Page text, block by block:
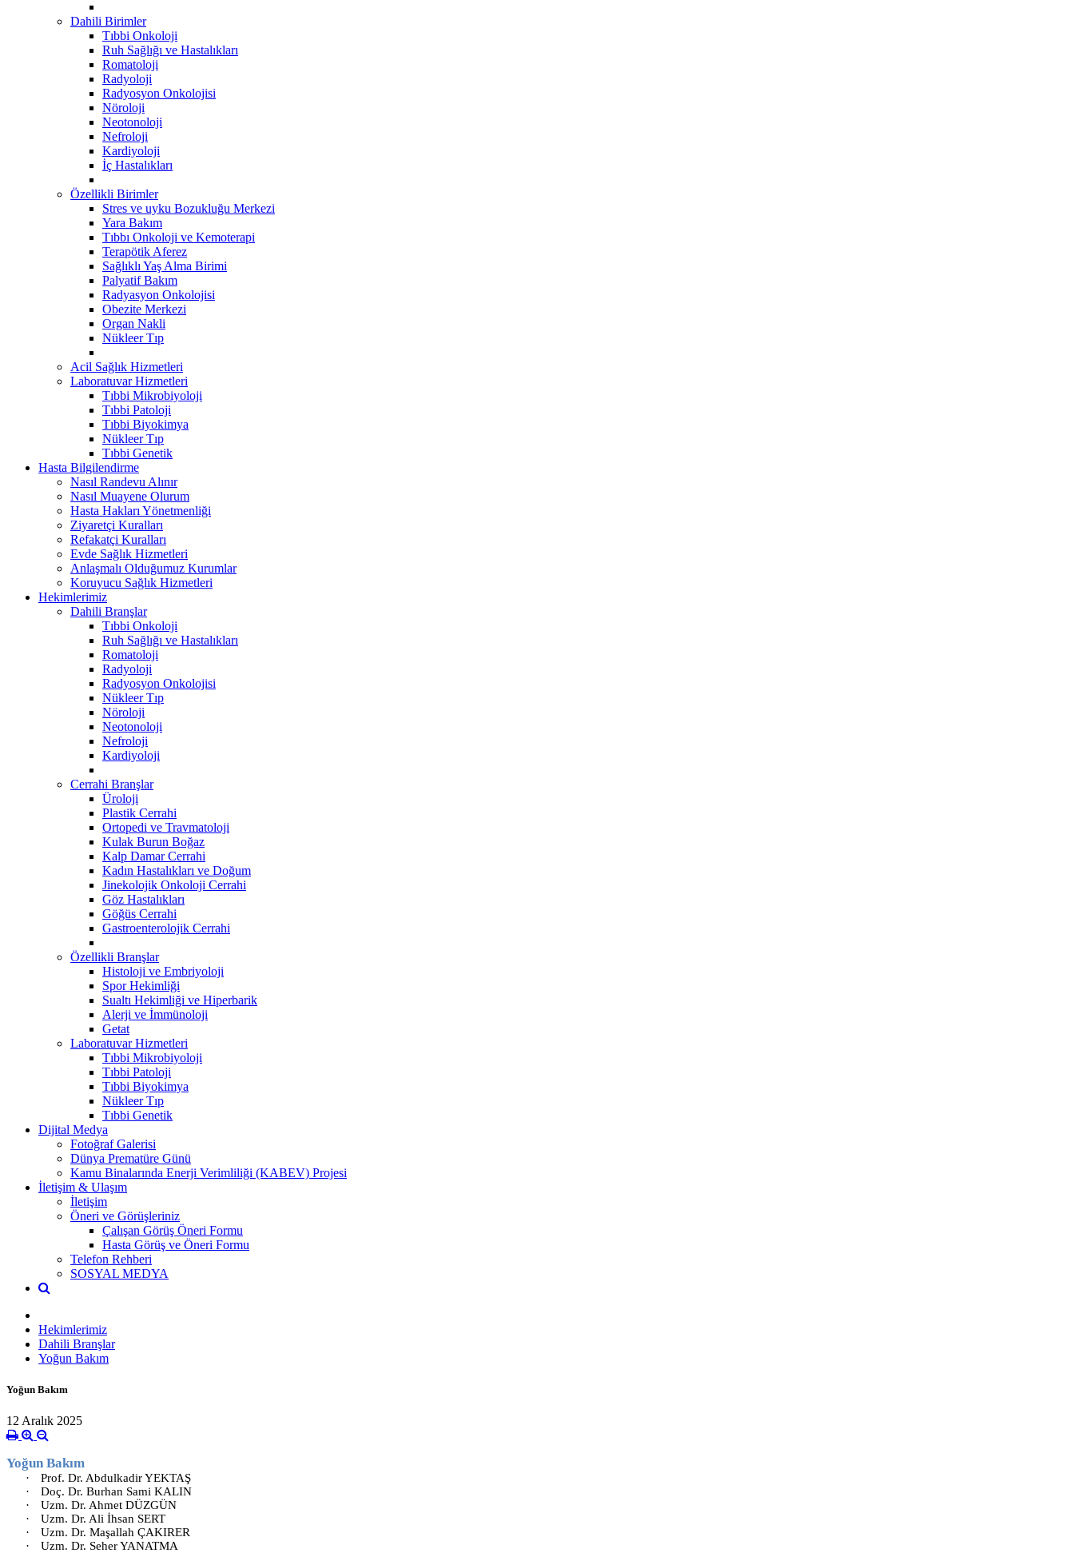
Dahili Birimler
Tıbbi Onkoloji
Ruh Sağlığı ve Hastalıkları
Romatoloji
Radyoloji
Radyosyon Onkolojisi
Nöroloji
Neotonoloji
Nefroloji
Kardiyoloji
İç Hastalıkları
Özellikli Birimler
Stres ve uyku Bozukluğu Merkezi
Yara Bakım
Tıbbı Onkoloji ve Kemoterapi
Terapötik Aferez
Sağlıklı Yaş Alma Birimi
Palyatif Bakım
Radyasyon Onkolojisi
Obezite Merkezi
Organ Nakli
Nükleer Tıp
Acil Sağlık Hizmetleri
Laboratuvar Hizmetleri
Tıbbi Mikrobiyoloji
Tıbbi Patoloji
Tıbbi Biyokimya
Nükleer Tıp
Tıbbi Genetik
Hasta Bilgilendirme
Nasıl Randevu Alınır
Nasıl Muayene Olurum
Hasta Hakları Yönetmenliği
Ziyaretçi Kuralları
Refakatçi Kuralları
Evde Sağlık Hizmetleri
Anlaşmalı Olduğumuz Kurumlar
Koruyucu Sağlık Hizmetleri
Hekimlerimiz
Dahili Branşlar
Tıbbi Onkoloji
Ruh Sağlığı ve Hastalıkları
Romatoloji
Radyoloji
Radyosyon Onkolojisi
Nükleer Tıp
Nöroloji
Neotonoloji
Nefroloji
Kardiyoloji
Cerrahi Branşlar
Üroloji
Plastik Cerrahi
Ortopedi ve Travmatoloji
Kulak Burun Boğaz
Kalp Damar Cerrahi
Kadın Hastalıkları ve Doğum
Jinekolojik Onkoloji Cerrahi
Göz Hastalıkları
Göğüs Cerrahi
Gastroenterolojik Cerrahi
Özellikli Branşlar
Histoloji ve Embriyoloji
Spor Hekimliği
Sualtı Hekimliği ve Hiperbarik
Alerji ve İmmünoloji
Getat
Laboratuvar Hizmetleri
Tıbbi Mikrobiyoloji
Tıbbi Patoloji
Tıbbi Biyokimya
Nükleer Tıp
Tıbbi Genetik
Dijital Medya
Fotoğraf Galerisi
Dünya Prematüre Günü
Kamu Binalarında Enerji Verimliliği (KABEV) Projesi
İletişim & Ulaşım
İletişim
Öneri ve Görüşleriniz
Çalışan Görüş Öneri Formu
Hasta Görüş ve Öneri Formu
Telefon Rehberi
SOSYAL MEDYA
Hekimlerimiz
Dahili Branşlar
Yoğun Bakım
Yoğun Bakım
12 Aralık 2025
Yoğun Bakım
·
Prof. Dr. Abdulkadir YEKTAŞ
·
Doç. Dr. Burhan Sami KALIN
·
Uzm. Dr. Ahmet DÜZGÜN
·
Uzm. Dr. Ali İhsan SERT
·
Uzm. Dr. Maşallah ÇAKIRER
·
Uzm. Dr. Seher YANATMA